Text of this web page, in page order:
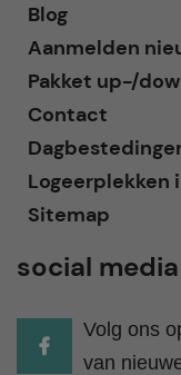
Blog
Aanmelden
Pakket up-/
Contact
Logeerplekken
Sitemap
social media
Volg ons
van